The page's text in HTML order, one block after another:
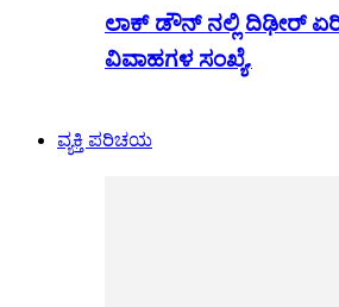
ಲಾಕ್ ಡೌನ್ ನಲ್ಲಿ ದಿಢೀರ್
ವಿವಾಹಗಳ ಸಂಖ್ಯೆ.
ವ್ಯಕ್ತಿ ಪರಿಚಯ